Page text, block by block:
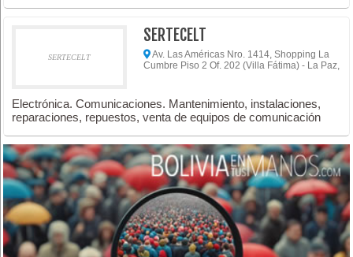
SERTECELT
SERTECELT
Av. Las Américas Nro. 1414, Shopping La
Cumbre Piso 2 Of. 202 (Villa Fátima) - La Paz,
Electrónica. Comunicaciones. Mantenimiento, instalaciones,
reparaciones, repuestos, venta de equipos de comunicación